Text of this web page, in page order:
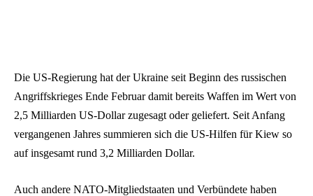
Die US-Regierung hat der Ukraine seit Beginn des russischen
Angriffskrieges Ende Februar damit bereits Waffen im Wert von
2,5 Milliarden US-Dollar zugesagt oder geliefert. Seit Anfang
vergangenen Jahres summieren sich die US-Hilfen für Kiew so
auf insgesamt rund 3,2 Milliarden Dollar.
Auch andere NATO-Mitgliedstaaten und Verbündete haben